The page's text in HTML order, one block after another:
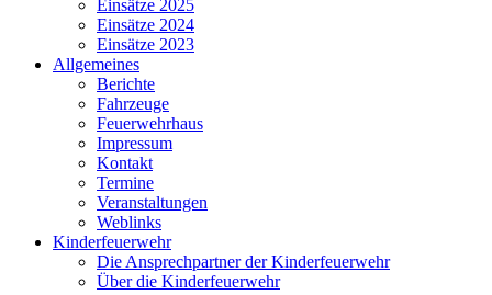
Einsätze 2025
Einsätze 2024
Einsätze 2023
Allgemeines
Berichte
Fahrzeuge
Feuerwehrhaus
Impressum
Kontakt
Termine
Veranstaltungen
Weblinks
Kinderfeuerwehr
Die Ansprechpartner der Kinderfeuerwehr
Über die Kinderfeuerwehr